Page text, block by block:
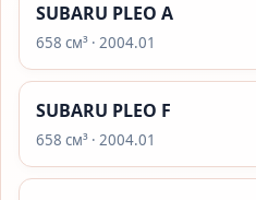
SUBARU PLEO A
658 см³ · 2004.01
SUBARU PLEO F
658 см³ · 2004.01